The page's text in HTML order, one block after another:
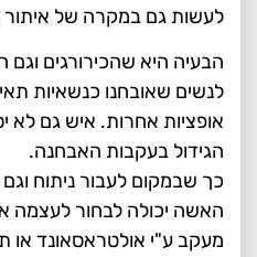
לעשות גם במקרה של איתור
הבעיה היא שהכירורגים וגם
לנשים שאובחנו כנשאיות
אופציות אחרות. איש גם לא
הגידול בעקבות האבחנה.
כך שבמקום לעבור ניתוח
האשה יכולה לבחור
מעקב ע"י אולטראסאונד או